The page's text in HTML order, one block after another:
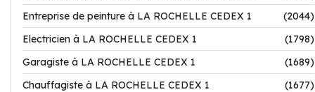
Entreprise de peinture à LA ROCHELLE CEDEX 1
(2044)
Electricien à LA ROCHELLE CEDEX 1
(1798)
Garagiste à LA ROCHELLE CEDEX 1
(1689)
Chauffagiste à LA ROCHELLE CEDEX 1
(1677)